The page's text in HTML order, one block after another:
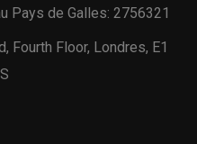
Pays de Galles: 2756321
Fourth Floor, Londres, E1